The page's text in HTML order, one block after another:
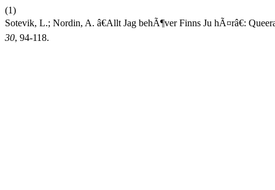
(1)
Sotevik, L.; Nordin, A. â€Allt Jag behÃ¶ver Finns Ju hÃ¤râ€:
30, 94-118.